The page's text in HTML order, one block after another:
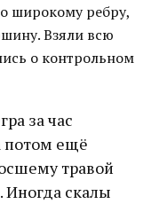
широкому ребру,
Взяли всю
о контрольном
за час
потом ещё
травой
Иногда скалы